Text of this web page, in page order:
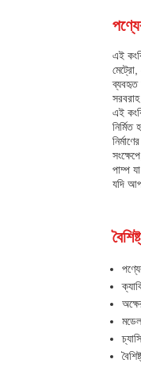
এই
ব্যবহৃত
এই
পাম্প
যদি